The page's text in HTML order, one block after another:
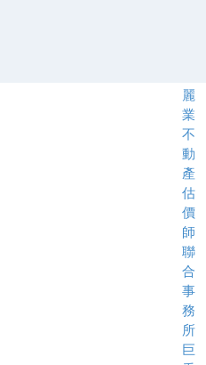
麗
業
不
動
產
估
價
師
聯
合
事
務
所
巨